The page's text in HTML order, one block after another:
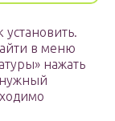
установить.
в меню
нажать